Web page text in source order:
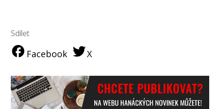
Sdílet
Facebook X